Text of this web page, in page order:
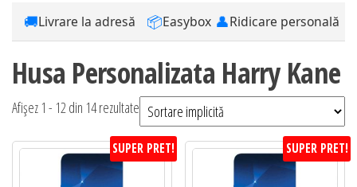
🚚Livrare la adresă 📦Easybox 👤Ridicare personală
Husa Personalizata Harry Kane
Afișez 1 - 12 din 14 rezultate
SUPER PRET! SUPER PRET!